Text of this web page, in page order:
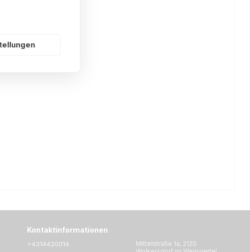
Kontaktinformationen
+4314420014
Mittelstraße 1a, 2120